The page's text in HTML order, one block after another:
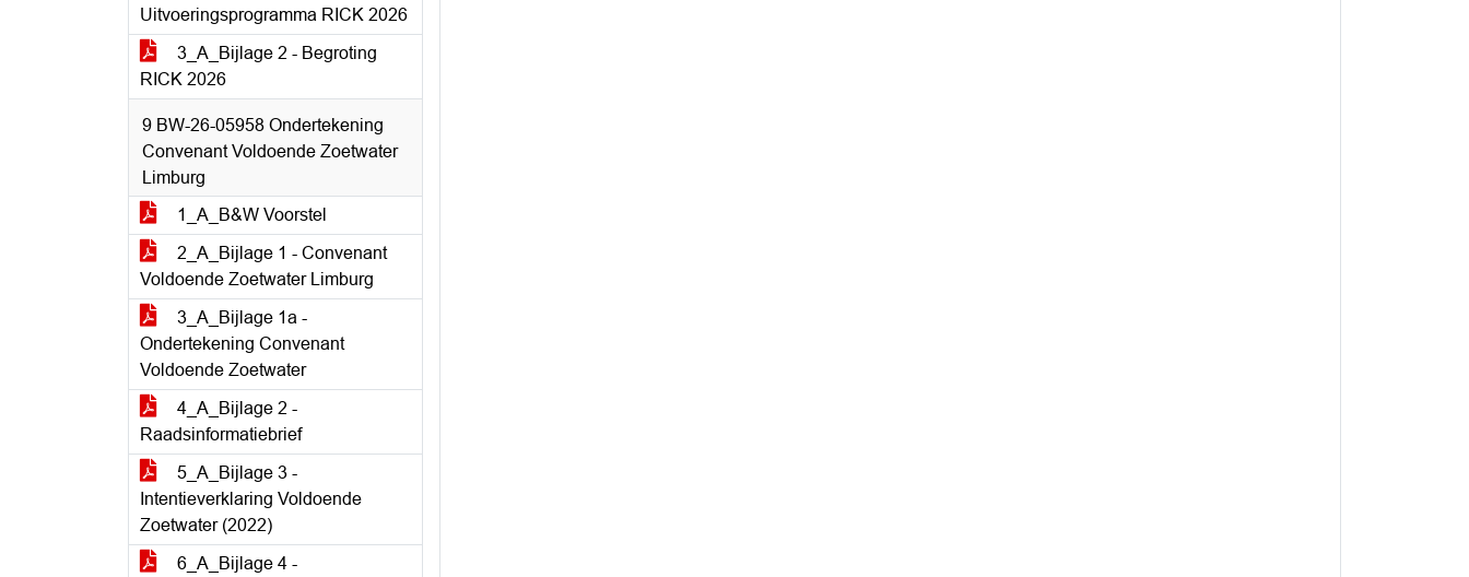
Uitvoeringsprogramma RICK 2026
3_A_Bijlage 2 - Begroting
RICK 2026
9 BW-26-05958 Ondertekening
Convenant Voldoende Zoetwater
Limburg
1_A_B&W Voorstel
2_A_Bijlage 1 - Convenant
Voldoende Zoetwater Limburg
3_A_Bijlage 1a -
Ondertekening Convenant
Voldoende Zoetwater
4_A_Bijlage 2 -
Raadsinformatiebrief
5_A_Bijlage 3 -
Intentieverklaring Voldoende
Zoetwater (2022)
6_A_Bijlage 4 -